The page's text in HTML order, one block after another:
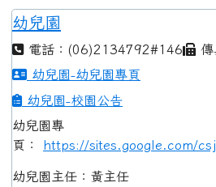
幼兒園
電話：(06)2134792#146
幼兒園-幼兒園專頁
幼兒園-校園公告
幼兒園專
頁：
https://sites.google.com/
幼兒園主任：黃主任